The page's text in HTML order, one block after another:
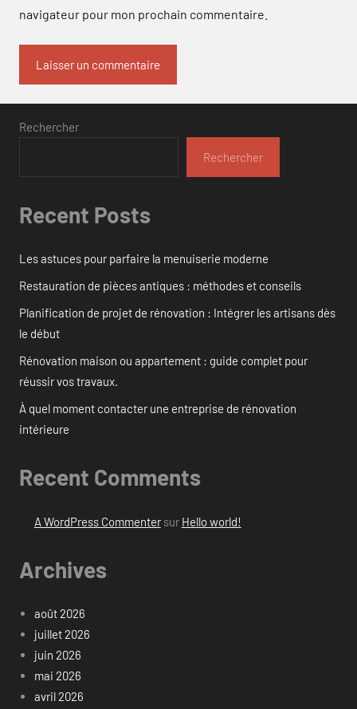
navigateur pour mon prochain commentaire.
Rechercher
Rechercher
Recent Posts
Les astuces pour parfaire la menuiserie moderne
Restauration de pièces antiques : méthodes et conseils
Planification de projet de rénovation : Intégrer les artisans dès
le début
Rénovation maison ou appartement : guide complet pour
réussir vos travaux.
À quel moment contacter une entreprise de rénovation
intérieure
Recent Comments
A WordPress Commentersur Hello world!
Archives
août 2026
juillet 2026
juin 2026
mai 2026
avril 2026